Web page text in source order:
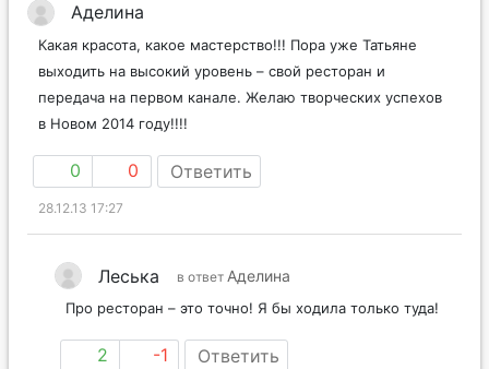
Аделина
Какая красота, какое мастерство!!! Пора уже Татьяне
выходить на высокий уровень – свой ресторан и
передача на первом канале. Желаю творческих успехов
в Новом 2014 году!!!!
0 0 Ответить
28.12.13 17:27
Леська в ответ Аделина
Про ресторан – это точно! Я бы ходила только туда!
2 -1 Ответить